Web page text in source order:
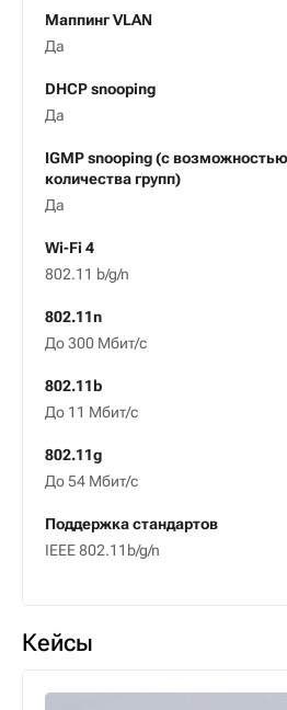
Маппинг VLAN
Да
DHCP snooping
Да
IGMP snooping (с
количества групп)
Да
Wi-Fi 4
802.11 b/g/n
802.11n
До 300 Мбит/с
802.11b
До 11 Мбит/с
802.11g
До 54 Мбит/с
Поддержка стандартов
IEEE 802.11b/g/n
Кейсы